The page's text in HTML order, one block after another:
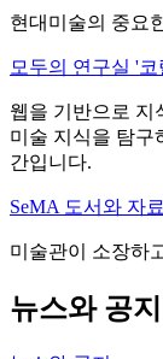
현대미술의 중요
모두의 연구실 '코
웹을 기반으로 지
미술 지식을 탐구
간입니다.
SeMA 도서와 자료
미술관이 소장하
뉴스와 공지